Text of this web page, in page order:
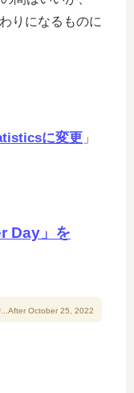
りになるものに
に変更 」
Day」を